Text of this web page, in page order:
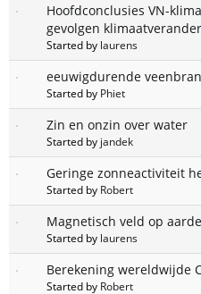
Hoofdconclusies VN-
gevolgen
Started by laurens
eeuwigdurende
Started by Phiet
Zin en onzin over water
Started by jandek
Geringe zonneactiviteit
Started by Robert
Magnetisch veld op
Started by laurens
Berekening wereldwijde
Started by Robert